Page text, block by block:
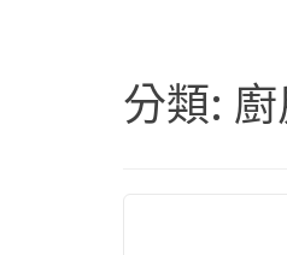
分類: